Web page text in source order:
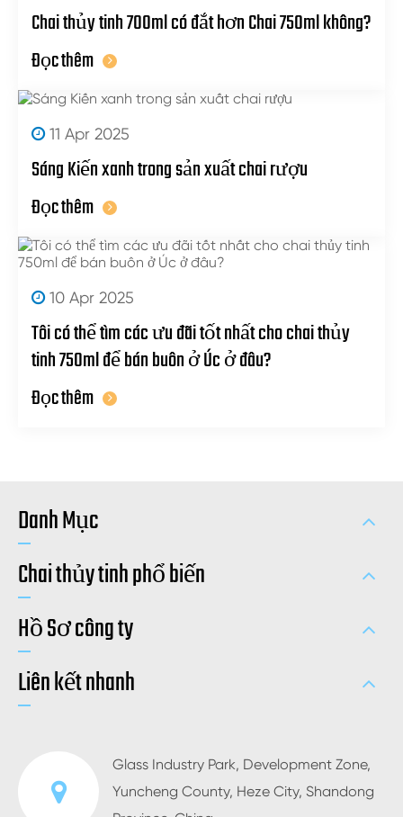
Chai thủy tinh 700ml có đắt hơn Chai 750ml không?
Đọc thêm
11 Apr 2025
Sáng Kiến xanh trong sản xuất chai rượu
Đọc thêm
10 Apr 2025
Tôi có thể tìm các ưu đãi tốt nhất cho chai thủy
tinh 750ml để bán buôn ở Úc ở đâu?
Đọc thêm
Danh Mục
Chai thủy tinh phổ biến
Hồ Sơ công ty
Liên kết nhanh
Glass Industry Park, Development Zone,
Yuncheng County, Heze City, Shandong